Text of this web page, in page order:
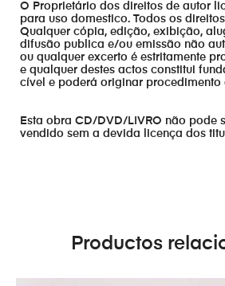
O Proprietário dos direitos de autor
para uso domestico. Todos os
Qualquer cópia, edição, exibição,
difusão publica e/ou emissão não
ou qualquer excerto é estritamente
e qualquer destes actos constitui
cível e poderá originar procedimento
Esta obra CD/DVD/LIVRO não pode
vendido sem a devida licença dos
Productos